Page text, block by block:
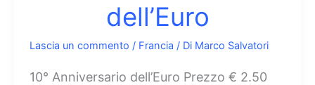
dell’Euro
Lascia un commento / Francia / Di Marco Salvatori
10° Anniversario dell’Euro Prezzo € 2.50